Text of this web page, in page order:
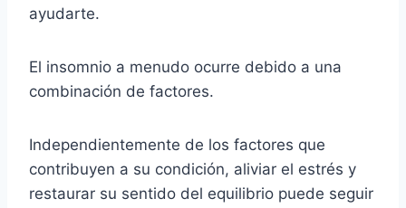
ayudarte.
El insomnio a menudo ocurre debido a una
combinación de factores.
Independientemente de los factores que
contribuyen a su condición, aliviar el estrés y
restaurar su sentido del equilibrio puede seguir